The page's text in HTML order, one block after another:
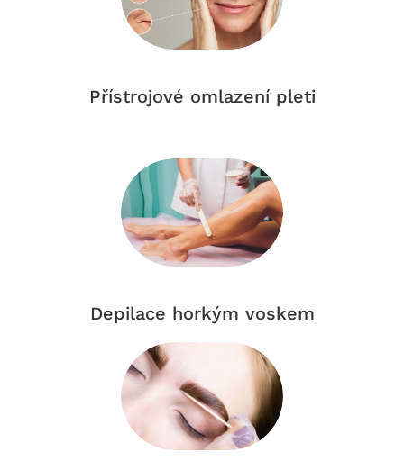
Přístrojové omlazení pleti
Depilace horkým voskem